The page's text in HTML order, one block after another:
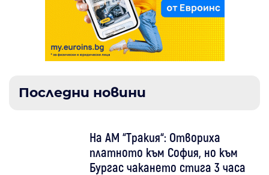
Последни новини
На АМ “Тракия“: Отвориха
платното към София, но към
Бургас чакането стига 3 часа